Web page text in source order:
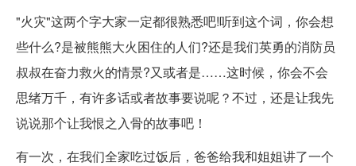
"火灾"这两个字大家一定都很熟悉吧!听到这个词，你会想
些什么?是被熊熊大火困住的人们?还是我们英勇的消防员
叔叔在奋力救火的情景?又或者是……这时候，你会不会
思绪万千，有许多话或者故事要说呢？不过，还是让我先
说说那个让我恨之入骨的故事吧！
有一次，在我们全家吃过饭后，爸爸给我和姐姐讲了一个